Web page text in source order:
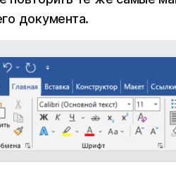
документа.